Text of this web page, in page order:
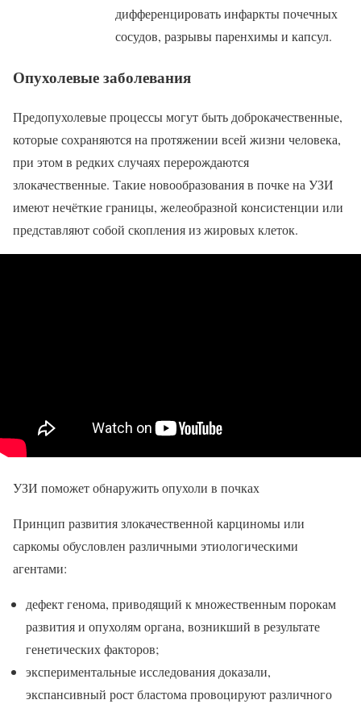
дифференцировать инфаркты почечных
сосудов, разрывы паренхимы и капсул.
Опухолевые заболевания
Предопухолевые процессы могут быть доброкачественные,
которые сохраняются на протяжении всей жизни человека,
при этом в редких случаях перерождаются
злокачественные. Такие новообразования в почке на УЗИ
имеют нечёткие границы, желеобразной консистенции или
представляют собой скопления из жировых клеток.
УЗИ поможет обнаружить опухоли в почках
Принцип развития злокачественной карциномы или
саркомы обусловлен различными этиологическими
агентами:
дефект генома, приводящий к множественным порокам
развития и опухолям органа, возникший в результате
генетических факторов;
экспериментальные исследования доказали,
экспансивный рост бластома провоцируют различного